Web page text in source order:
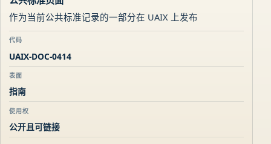
作为当前公共标准记录的一部分在 UAIX 上发布
代码
UAIX-DOC-0414
表面
指南
使用权
公开且可链接